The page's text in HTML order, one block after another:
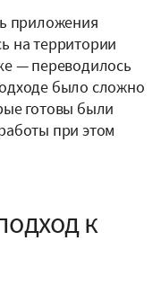
приложения
на территории
— переводилось
было сложно
готовы были
при этом
к